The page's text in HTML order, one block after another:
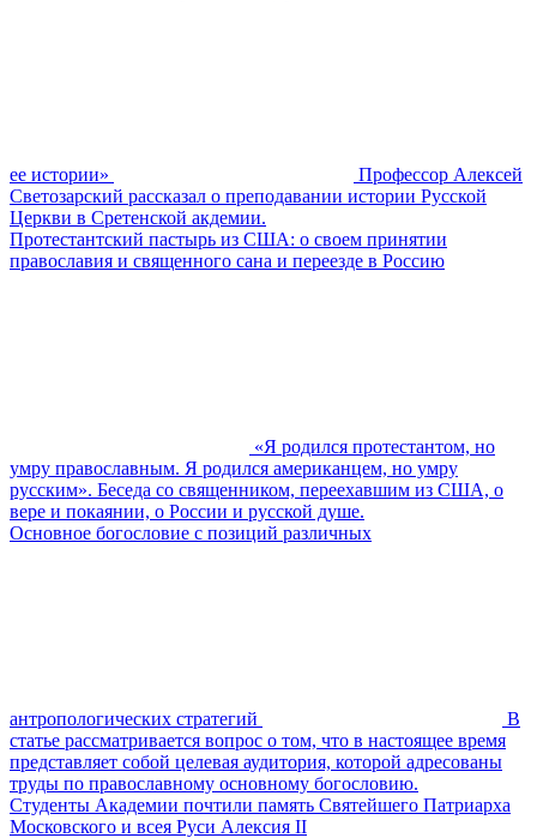
ее истории»
Профессор Алексей
Светозарский рассказал о преподавании истории Русской
Церкви в Сретенской акдемии.
Протестантский пастырь из США: о своем принятии
православия и священного сана и переезде в Россию
«Я родился протестантом, но
умру православным. Я родился американцем, но умру
русским». Беседа со священником, переехавшим из США, о
вере и покаянии, о России и русской душе.
Основное богословие с позиций различных
антропологических стратегий
В
статье рассматривается вопрос о том, что в настоящее время
представляет собой целевая аудитория, которой адресованы
труды по православному основному богословию.
Студенты Академии почтили память Святейшего Патриарха
Московского и всея Руси Алексия II